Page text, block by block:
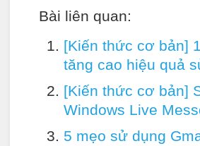
Bài liên quan:
[Kiến thức cơ bản]
tăng cao hiệu quả
[Kiến thức cơ bản]
Windows Live
5 mẹo sử dụng